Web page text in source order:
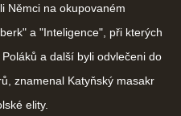
Němci na okupovaném
a "Inteligence", při kterých
a další byli odvlečeni do
znamenal Katyňský masakr
elity.